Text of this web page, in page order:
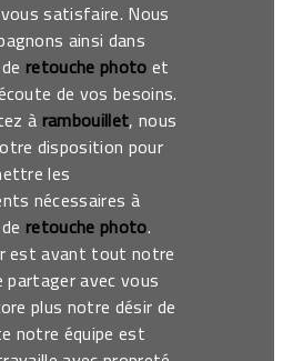
satisfaire. Nous
ainsi dans
retouche photoet
de vos besoins.
à rambouillet, nous
disposition pour
les
nécessaires à
retouche photo.
est avant tout notre
avec vous
plus notre désir de
notre équipe est